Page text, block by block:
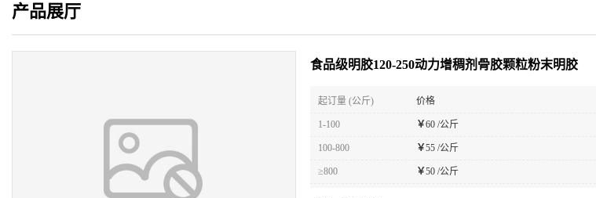
产品展厅
食品级明胶120-250动力增稠剂骨胶颗粒粉末明胶
起订量 (公斤) 价格
1-100 ￥60 /公斤
100-800 ￥55 /公斤
≥800 ￥50 /公斤